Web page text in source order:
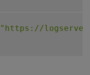
"https://